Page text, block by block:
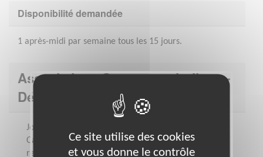
Disponibilité demandée
1 après-midi par semaine tous les 15 jours.
Association : Secours catholique -
Délégation MAINE ET LOIRE
Jour après jour, au Secours Catholique -
Caritas France, nous agissons pour faire
reculer la pauvreté et les inégalités.Près
Ce site utilise des cookies
et vous donne le contrôle